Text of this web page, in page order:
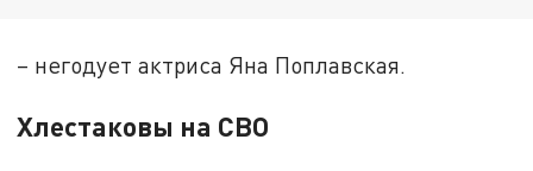
– негодует актриса Яна Поплавская.
Хлестаковы на СВО